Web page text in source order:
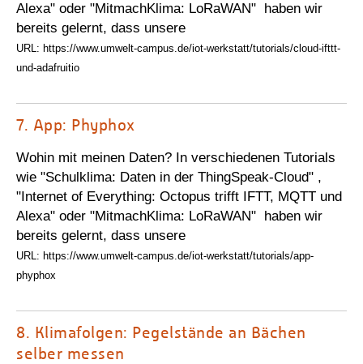
Alexa" oder "MitmachKlima: LoRaWAN" haben wir
bereits gelernt, dass unsere
URL: https://www.umwelt-campus.de/iot-werkstatt/tutorials/cloud-ifttt-
und-adafruitio
7. App: Phyphox
Wohin mit meinen Daten? In verschiedenen Tutorials
wie "Schulklima: Daten in der ThingSpeak-Cloud" ,
"Internet of Everything: Octopus trifft IFTT, MQTT und
Alexa" oder "MitmachKlima: LoRaWAN" haben wir
bereits gelernt, dass unsere
URL: https://www.umwelt-campus.de/iot-werkstatt/tutorials/app-
phyphox
8. Klimafolgen: Pegelstände an Bächen
selber messen